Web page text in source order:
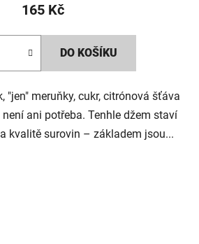
165 Kč
DO KOŠÍKU
"jen" meruňky, cukr, citrónová šťáva
ani potřeba. Tenhle džem staví
kvalitě surovin – základem jsou...